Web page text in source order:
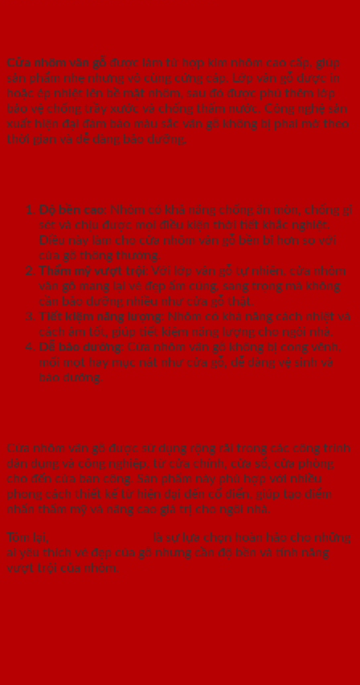
Cửa nhôm vân gỗ được làm từ hợp kim nhôm cao cấp, giúp
sản phẩm nhẹ nhưng vô cùng cứng cáp. Lớp vân gỗ được in
hoặc ép nhiệt lên bề mặt nhôm, sau đó được phủ thêm lớp
bảo vệ chống trầy xước và chống thấm nước. Công nghệ sản
xuất hiện đại đảm bảo màu sắc vân gỗ không bị phai mờ theo
thời gian và dễ dàng bảo dưỡng.
Độ bền cao: Nhôm có khả năng chống ăn mòn, chống gỉ
sét và chịu được mọi điều kiện thời tiết khắc nghiệt.
Điều này làm cho cửa nhôm vân gỗ bền bỉ hơn so với
cửa gỗ thông thường.
Thẩm mỹ vượt trội: Với lớp vân gỗ tự nhiên, cửa nhôm
vân gỗ mang lại vẻ đẹp ấm cúng, sang trọng mà không
cần bảo dưỡng nhiều như cửa gỗ thật.
Tiết kiệm năng lượng: Nhôm có khả năng cách nhiệt và
cách âm tốt, giúp tiết kiệm năng lượng cho ngôi nhà.
Dễ bảo dưỡng: Cửa nhôm vân gỗ không bị cong vênh,
mối mọt hay mục nát như cửa gỗ, dễ dàng vệ sinh và
bảo dưỡng.
Cửa nhôm vân gỗ được sử dụng rộng rãi trong các công trình
dân dụng và công nghiệp, từ cửa chính, cửa sổ, cửa phòng
cho đến cửa ban công. Sản phẩm này phù hợp với nhiều
phong cách thiết kế từ hiện đại đến cổ điển, giúp tạo điểm
nhấn thẩm mỹ và nâng cao giá trị cho ngôi nhà.
Tóm lại,
là sự lựa chọn hoàn hảo cho những
ai yêu thích vẻ đẹp của gỗ nhưng cần độ bền và tính năng
vượt trội của nhôm.